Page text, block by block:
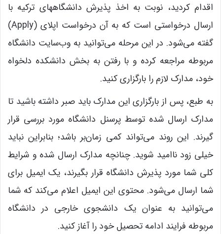
اقدام کردید، نوبت به اخذ پذیرش دانشگاههای ترکیه با
ارسال درخواستی است که به آن درخواست اپلای (Apply)
گفته می‌شود. در این مرحله می‌توانید به وب‌سایت دانشگاه
مربوطه مراجعه کرده و با رفتن به بخش دانشکده دلخواه
خود، مدارک لازم را بارگزاری کنید.
به طبع، پس از بارگزاری این مدارک باید صبر داشته باشید تا
مدارک ارسال شده توسط پرسنل دانشگاه مورد بررسی قرار
گیرند. این روند می‌تواند کمی زمان‌بر باشد؛ بنابراین نباید
خیلی زود ناامید شوید. چنانچه مدارک ارسال شده و شرایط
کلی شما مورد پذیرش دانشگاه قرار بگیرند، یک ایمیل برای
شما ارسال می‌شود. محتوی این ایمیل اعلام می‌کند که شما
می‌توانید به عنوان یک دانشجوی خارجی در دانشگاه
مربوطه فرایند ادامه تحصیل خود را آغاز کنید.